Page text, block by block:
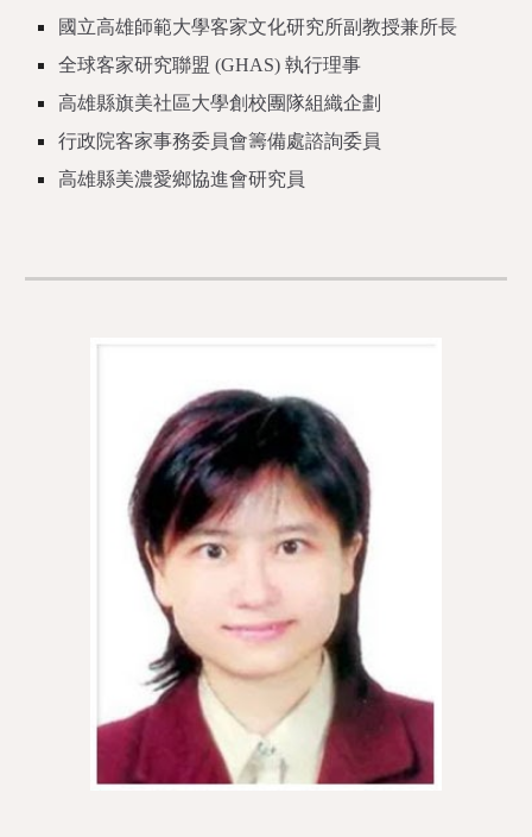
國立高雄師範大學客家文化研究所副教授兼所長
全球客家研究聯盟 (GHAS) 執行理事
高雄縣旗美社區大學創校團隊組織企劃
行政院客家事務委員會籌備處諮詢委員
高雄縣美濃愛鄉協進會研究員